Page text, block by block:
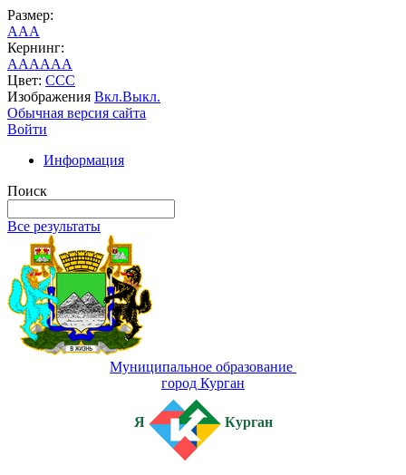
Размер:
AAA
Кернинг:
AAAAAA
Цвет: CCC
Изображения Вкл.Выкл.
Обычная версия сайта
Войти
Информация
Поиск
Все результаты
Муниципальное образование
город Курган
Я Курган